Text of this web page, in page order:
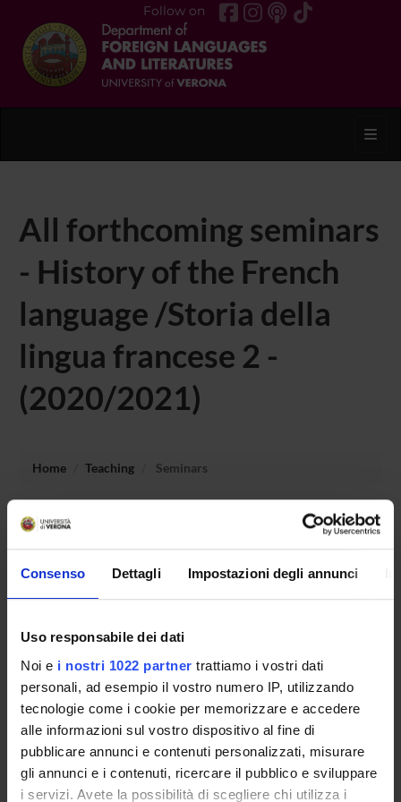
Consenso Dettagli Impostazioni degli annunci
Uso responsabile dei dati
Noi e i nostri 1022 partner trattiamo i vostri dati
personali, ad esempio il vostro numero IP, utilizzando
tecnologie come i cookie per memorizzare e accedere
alle informazioni sul vostro dispositivo al fine di
pubblicare annunci e contenuti personalizzati, misurare
gli annunci e i contenuti, ricercare il pubblico e sviluppare
i servizi. Avete la possibilità di scegliere chi utilizza i
Follow on
All forthcoming seminars
- History of the French
language /Storia della
lingua francese 2 -
(2020/2021)
Home Teaching Seminars
No recent seminar found relating to teaching History of the
COURSES
PHD PROGRAMMES AND POSTGRADUATE
COURSES
People